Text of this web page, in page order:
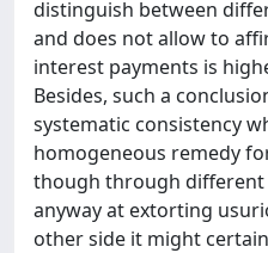
distinguish between
and does not allow to
interest payments is
Besides, such a
systematic consistency
homogeneous remedy
though through different
anyway at extorting
other side it might